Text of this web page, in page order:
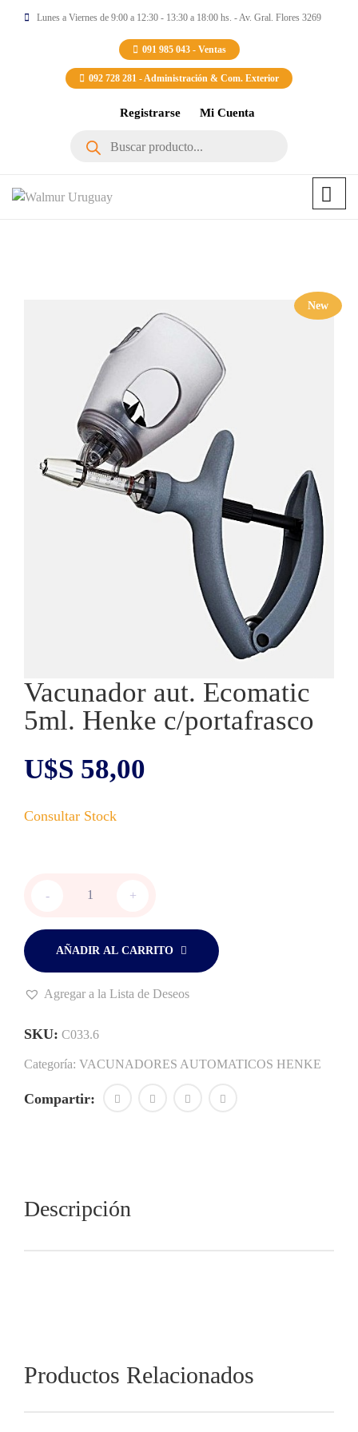
Lunes a Viernes de 9:00 a 12:30 - 13:30 a 18:00 hs. - Av. Gral. Flores 3269
091 985 043 - Ventas
092 728 281 - Administración & Com. Exterior
Registrarse Mi Cuenta
New
Vacunador aut. Ecomatic
5ml. Henke c/portafrasco
U$S 58,00
5ml.
Henke
c/portafrasco
- +
AÑADIR AL CARRITO
Agregar a la Lista de Deseos
SKU: C033.6
Categoría: VACUNADORES AUTOMATICOS HENKE
Compartir:
Descripción
Productos Relacionados